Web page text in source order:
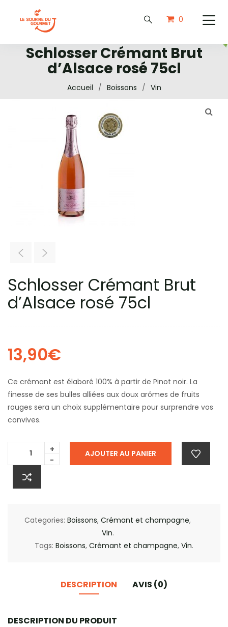
0
Schlosser Crémant Brut
d’Alsace rosé 75cl
Accueil / Boissons / Vin
Schlosser Crémant Brut
d’Alsace rosé 75cl
13,90€
Ce crémant est élaboré 100% à partir de Pinot noir. La
finesse de ses bulles alliées aux doux arômes de fruits
rouges sera un choix supplémentaire pour surprendre vos
convives.
+
-
AJOUTER AU PANIER
Categories: Boissons, Crémant et champagne,
Vin.
Tags: Boissons, Crémant et champagne, Vin.
DESCRIPTION AVIS (0)
DESCRIPTION DU PRODUIT